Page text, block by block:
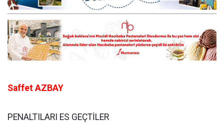
Saffet AZBAY
PENALTILARI ES GEÇTİLER